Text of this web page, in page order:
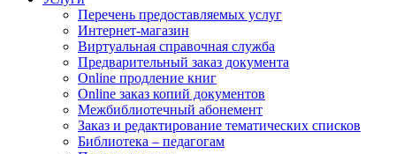
Перечень предоставляемых услуг
Интернет-магазин
Виртуальная справочная служба
Предварительный заказ документа
Online продление книг
Online заказ копий документов
Межбиблиотечный абонемент
Заказ и редактирование тематических списков
Библиотека – педагогам